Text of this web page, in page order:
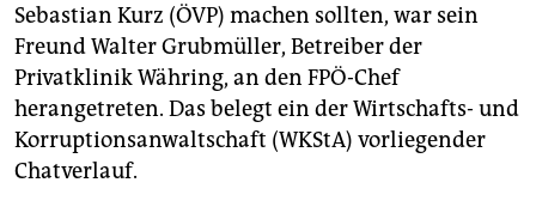
Sebastian Kurz (ÖVP) machen sollten, war sein
Freund Walter Grubmüller, Betreiber der
Privatklinik Währing, an den FPÖ-Chef
herangetreten. Das belegt ein der Wirtschafts- und
Korruptionsanwaltschaft (WKStA) vorliegender
Chatverlauf.